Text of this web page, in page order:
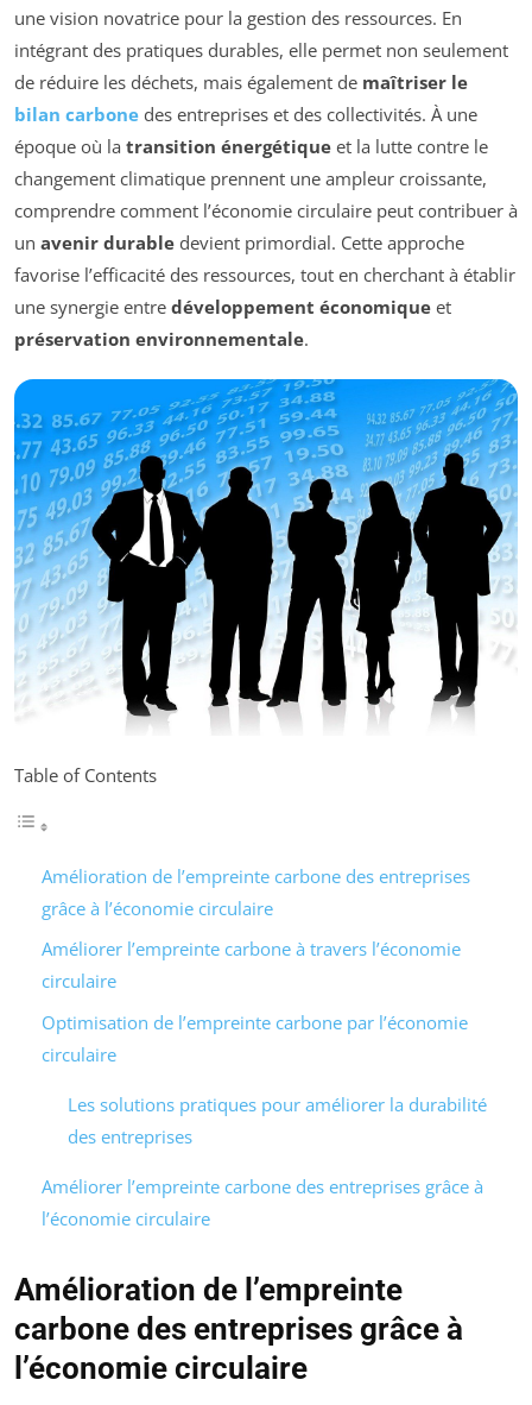
une vision novatrice pour la gestion des ressources. En
intégrant des pratiques durables, elle permet non seulement
de réduire les déchets, mais également de maîtriser le
bilan carbone des entreprises et des collectivités. À une
époque où la transition énergétique et la lutte contre le
changement climatique prennent une ampleur croissante,
comprendre comment l’économie circulaire peut contribuer à
un avenir durable devient primordial. Cette approche
favorise l’efficacité des ressources, tout en cherchant à établir
une synergie entre développement économique et
préservation environnementale.
Table of Contents
Amélioration de l’empreinte carbone des entreprises
grâce à l’économie circulaire
Améliorer l’empreinte carbone à travers l’économie
circulaire
Optimisation de l’empreinte carbone par l’économie
circulaire
Les solutions pratiques pour améliorer la durabilité
des entreprises
Améliorer l’empreinte carbone des entreprises grâce à
l’économie circulaire
Amélioration de l’empreinte
carbone des entreprises grâce à
l’économie circulaire